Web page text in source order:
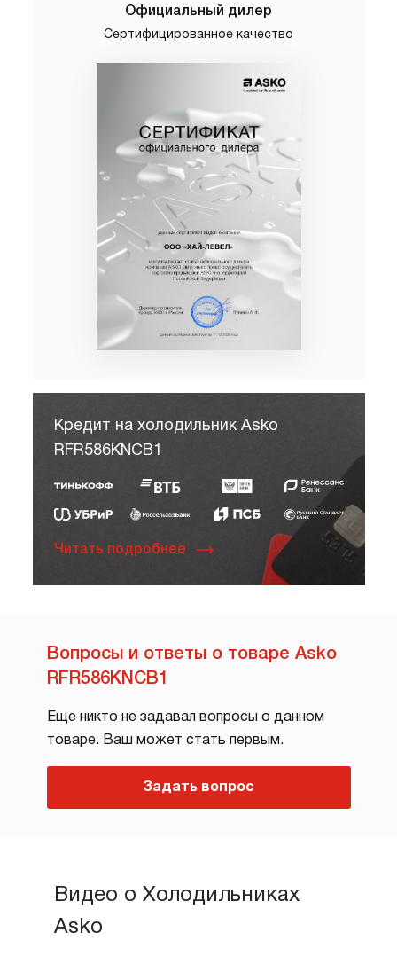
Официальный дилер
Сертифицированное качество
Кредит на холодильник Asko
RFR586KNCB1
Читать подробнее
Вопросы и ответы о товаре Asko
RFR586KNCB1
Еще никто не задавал вопросы о данном
товаре. Ваш может стать первым.
Задать вопрос
Видео о Холодильниках
Asko